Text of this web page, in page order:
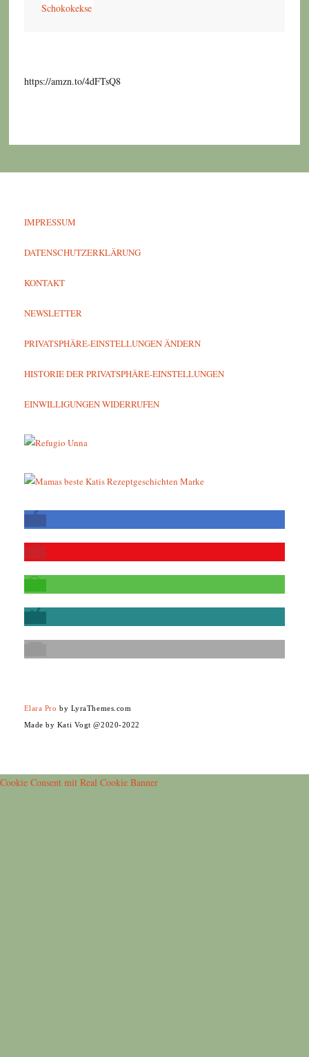
https://amzn.to/4dFTsQ8
IMPRESSUM
DATENSCHUTZERKLÄRUNG
KONTAKT
NEWSLETTER
PRIVATSPHÄRE-EINSTELLUNGEN ÄNDERN
HISTORIE DER PRIVATSPHÄRE-EINSTELLUNGEN
EINWILLIGUNGEN WIDERRUFEN
Elara Pro by LyraThemes.com
Made by Kati Vogt @2020-2022
Cookie Consent mit Real Cookie Banner